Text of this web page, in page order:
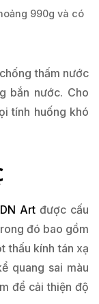
990g và có
thấm nước
bắn nước. Cho
tính huống khó
Artđược cấu
đó bao gồm
thấu kính tán xạ
quang sai màu
để cải thiện độ